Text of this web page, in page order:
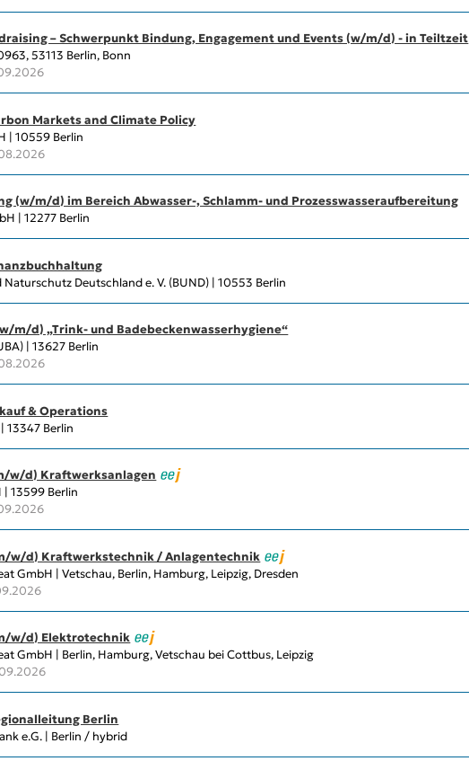
– Schwerpunkt Bindung, Engagement und Events (w/m/d) - in Teiltzeit
53113 Berlin, Bonn
Markets and Climate Policy
| 10559 Berlin
(w/m/d) im Bereich Abwasser-, Schlamm- und Prozesswasseraufbereitung
| 12277 Berlin
Deutschland e. V. (BUND) | 10553 Berlin
m/d) „Trink- und Badebecken­wasserhygiene“
| 13627 Berlin
& Operations
13347 Berlin
w/d) Kraftwerksanlagen
13599 Berlin
w/d) Kraftwerkstechnik / Anlagentechnik
GmbH | Vetschau, Berlin, Hamburg, Leipzig, Dresden
w/d) Elektrotechnik
GmbH | Berlin, Hamburg, Vetschau bei Cottbus, Leipzig
Berlin
e.G. | Berlin / hybrid